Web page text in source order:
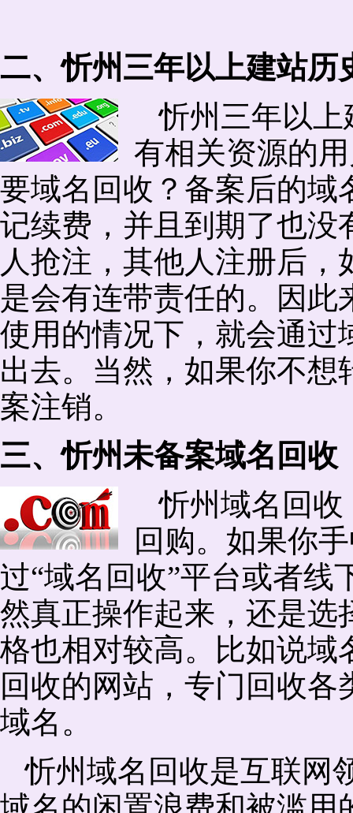
二、忻州三年以上建站历
忻州三年以
有相关资源的
要域名回收？备案后的域
记续费，并且到期了也没
人抢注，其他人注册后
是会有连带责任的。因
使用的情况下，就会通过
出去。当然，如果你不
案注销。
三、忻州未备案域名回收
忻州域名回
回购。如果你
过“域名回收”平台或者
然真正操作起来，还是选
格也相对较高。比如说域
回收的网站，专门回收
域名。
忻州域名回收是互联网